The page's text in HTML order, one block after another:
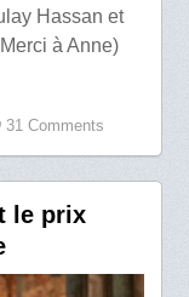
Hassan et
à Anne)
31 Comments
le prix